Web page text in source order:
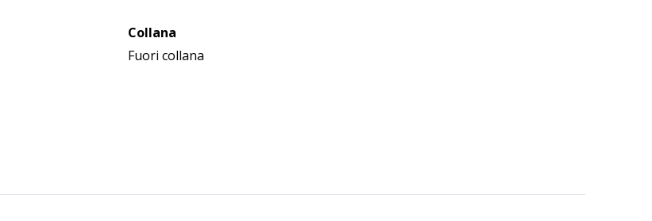
Collana
Fuori collana